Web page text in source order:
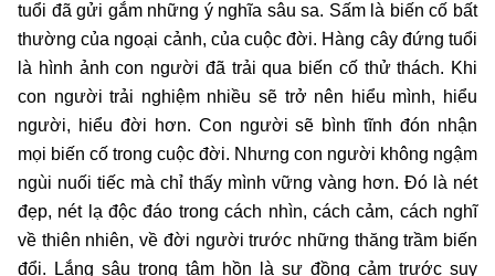
tuổi đã gửi gắm những ý nghĩa sâu sa. Sấm là biến cố bất
thường của ngoại cảnh, của cuộc đời. Hàng cây đứng tuổi
là hình ảnh con người đã trải qua biến cố thử thách. Khi
con người trải nghiệm nhiều sẽ trở nên hiểu mình, hiểu
người, hiểu đời hơn. Con người sẽ bình tĩnh đón nhận
mọi biến cố trong cuộc đời. Nhưng con người không ngậm
ngùi nuối tiếc mà chỉ thấy mình vững vàng hơn. Đó là nét
đẹp, nét lạ độc đáo trong cách nhìn, cách cảm, cách nghĩ
về thiên nhiên, về đời người trước những thăng trầm biến
đổi. Lắng sâu trong tâm hồn là sự đồng cảm trước suy